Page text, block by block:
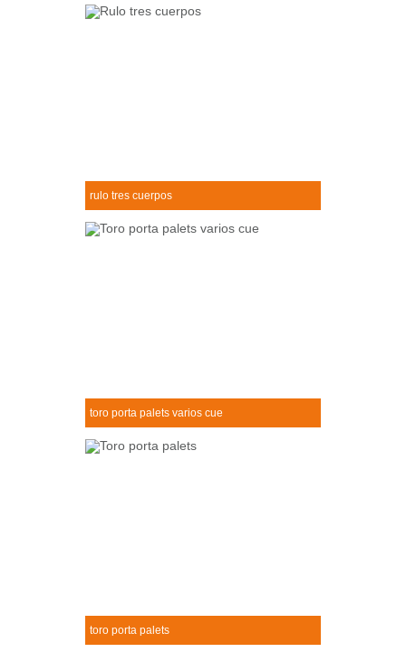
+
Rulo tres cuerpos
+
rulo tres cuerpos
Toro porta palets varios cue
+
toro porta palets varios cue
Toro porta palets
toro porta palets